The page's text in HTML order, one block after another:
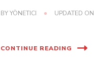
BYYÖNETICI UPDATED ON
CONTINUE READING